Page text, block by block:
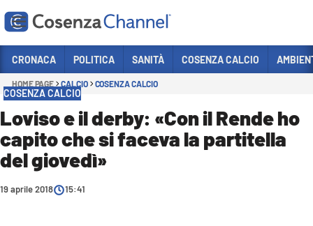
Sezioni
CRONACA
POLITICA
COSENZA CALCIO
ECONOMIA E LAVORO
CRONACA POLITICA SANITÀ COSENZA CALCIO
HOME PAGE CALCIO COSENZA CALCIO
COSENZA CALCIO
Loviso e il derby: «Con il Rende ho
capito che si faceva la partitella
del giovedì»
19 aprile 2018 15:41